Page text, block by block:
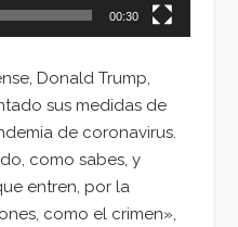
00:30
Donald Trump,
sus medidas de
de coronavirus.
como sabes, y
entren, por la
como el crimen»,